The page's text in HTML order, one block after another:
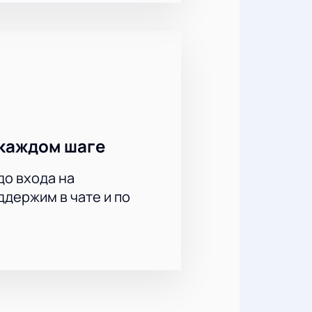
одного из самых
билеты уже сейчас!
шаге
входа на
в чате и по